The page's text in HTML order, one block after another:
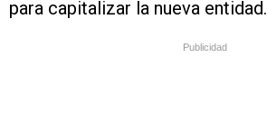
para capitalizar la nueva entidad.
Publicidad